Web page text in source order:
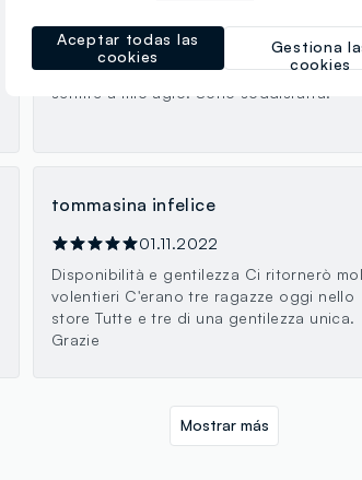
Il negozio possiede un personale
Tutte sono state gentili e mi hanno fatto
sentire a mio agio. Sono soddisfatta.
tommasina infelice
01.11.2022
Disponibilità e gentilezza Ci ritornerò
volentieri C'erano tre ragazze oggi nello
store Tutte e tre di una gentilezza unica.
Grazie
Mostrar más
Gestiona
cookies
Aceptar todas las
cookies